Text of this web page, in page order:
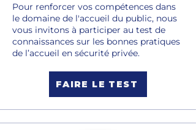
Pour renforcer vos compétences dans
le domaine de l'accueil du public, nous
vous invitons à participer au test de
connaissances sur les bonnes pratiques
de l’accueil en sécurité privée.
FAIRE LE TEST